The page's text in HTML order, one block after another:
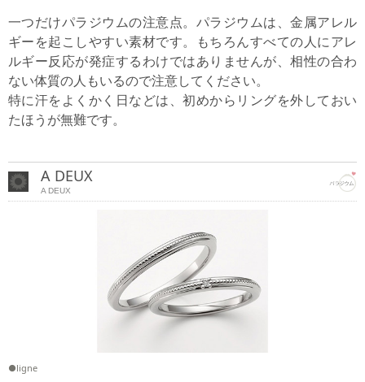
一つだけパラジウムの注意点。パラジウムは、金属アレル
ギーを起こしやすい素材です。もちろんすべての人にアレ
ルギー反応が発症するわけではありませんが、相性の合わ
ない体質の人もいるので注意してください。
特に汗をよくかく日などは、初めからリングを外しておい
たほうが無難です。
A DEUX
A DEUX
●ligne